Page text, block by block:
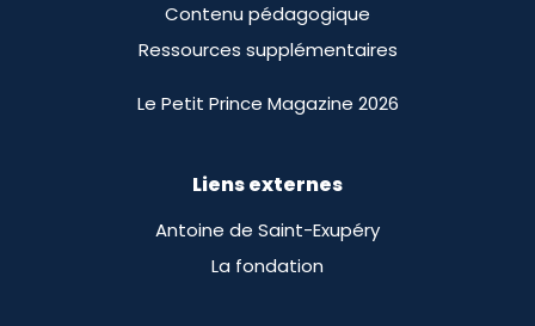
Contenu pédagogique
Ressources supplémentaires
Le Petit Prince Magazine 2026
Liens externes
Antoine de Saint-Exupéry
La fondation